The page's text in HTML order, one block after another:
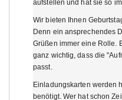
aufstellen und hat sie so
Wir bieten Ihnen
Denn ein ansprechendes
Grüßen immer eine Rolle.
ganz wichtig, dass die
passt.
Einladungskarten werden
benötigt. Wer hat schon